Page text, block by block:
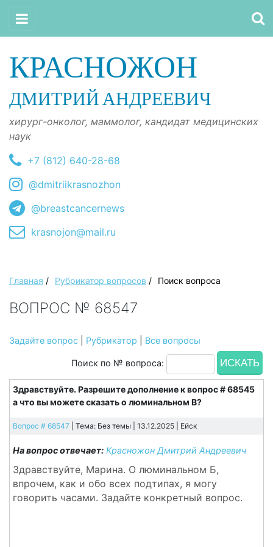
КРАСНОЖОН
ДМИТРИЙ АНДРЕЕВИЧ
хирург-онколог, маммолог, кандидат медицинских
наук
+7 (812) 640-28-68
@dmitriikrasnozhon
@breastcancernews
krasnojon@mail.ru
Главная / Рубрикатор вопросов / Поиск вопроса
ВОПРОС № 68547
Задайте вопрос Рубрикатор Все вопросы
Поиск по № вопроса:
Здравствуйте. Разрешите дополнение к вопрос # 68545
а что вы можете сказать о люминальном B?
Вопрос # 68547 | Тема: Без темы | 13.12.2025 | Ейск
На вопрос отвечает: Красножон Дмитрий Андреевич
Здравствуйте, Марина. О люминальном Б,
впрочем, как и обо всех подтипах, я могу
говорить часами. Задайте конкретный вопрос.